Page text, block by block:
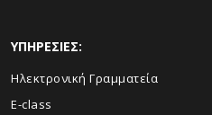
ΥΠΗΡΕΣΙΕΣ:
Ηλεκτρονική Γραμματεία
E-class